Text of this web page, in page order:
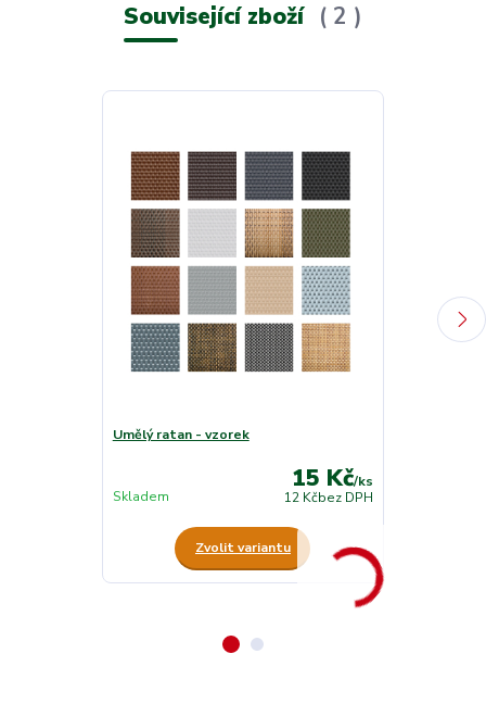
Související zboží 2
Umělý ratan - vzorek
15 Kč/ks
12 Kčbez DPH
Skladem
Zvolit variantu